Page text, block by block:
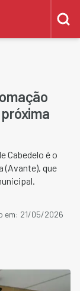
Cabedelo é o
(Avante), que
em: 21/05/2026